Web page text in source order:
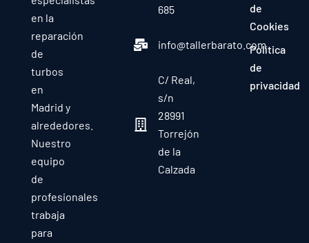
en la
reparación
de
turbos
en
Madrid y
alrededores.
Nuestro
equipo
de
profesionales
trabaja
para
685
info@tallerbarato.com
C/ Real,
s/n
28991
Torrejón
de la
Calzada
de
Cookies
Política
de
privacidad